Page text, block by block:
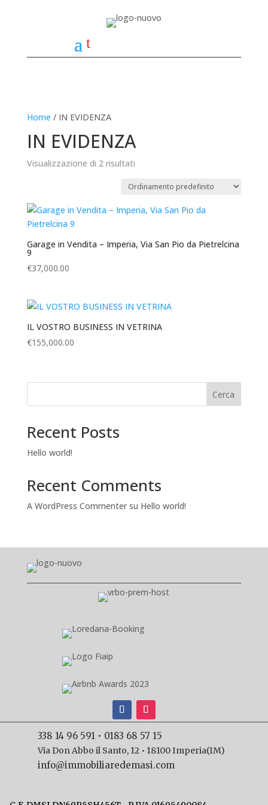
t
Home / IN EVIDENZA
IN EVIDENZA
Visualizzazione di 2 risultati
Garage in Vendita – Imperia, Via San Pio da Pietrelcina
9
€37,000.00
IL VOSTRO BUSINESS IN VETRINA
€155,000.00
Cerca
Recent Posts
Hello world!
Recent Comments
A WordPress Commentersu Hello world!
338 14 96 591 • 0183 68 57 15
Via Don Abbo il Santo, 12 • 18100 Imperia(IM)
info@immobiliaredemasi.com